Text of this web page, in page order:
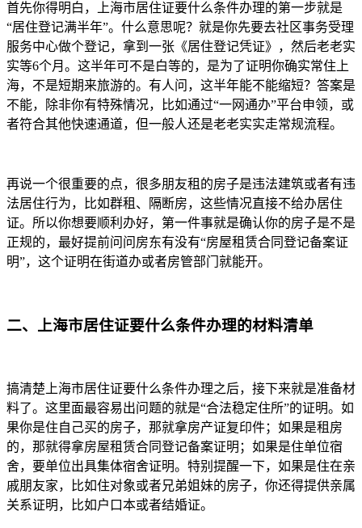
首先你得明白，上海市居住证要什么条件办理的第一步就是
“居住登记满半年”。什么意思呢？就是你先要去社区事务受理
服务中心做个登记，拿到一张《居住登记凭证》，然后老老实
实等6个月。这半年可不是白等的，是为了证明你确实常住上
海，不是短期来旅游的。有人问，这半年能不能缩短？答案是
不能，除非你有特殊情况，比如通过“一网通办”平台申领，或
者符合其他快速通道，但一般人还是老老实实走常规流程。
再说一个很重要的点，很多朋友租的房子是违法建筑或者有违
法居住行为，比如群租、隔断房，这些情况直接不给办居住
证。所以你想要顺利办好，第一件事就是确认你的房子是不是
正规的，最好提前问问房东有没有“房屋租赁合同登记备案证
明”，这个证明在街道办或者房管部门就能开。
二、上海市居住证要什么条件办理的材料清单
搞清楚上海市居住证要什么条件办理之后，接下来就是准备材
料了。这里面最容易出问题的就是“合法稳定住所”的证明。如
果你是住自己买的房子，那就拿房产证复印件；如果是租房
的，那就得拿房屋租赁合同登记备案证明；如果是住单位宿
舍，要单位出具集体宿舍证明。特别提醒一下，如果是住在亲
戚朋友家，比如住对象或者兄弟姐妹的房子，你还得提供亲属
关系证明，比如户口本或者结婚证。